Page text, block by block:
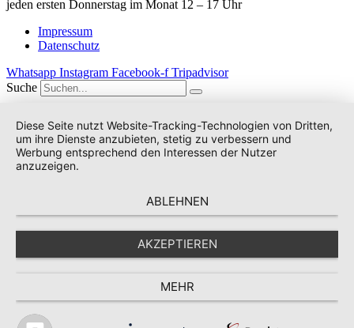
jeden ersten Donnerstag im Monat 12 – 17 Uhr
Impressum
Datenschutz
Whatsapp Instagram Facebook-f Tripadvisor
Suche
Diese Seite nutzt Website-Tracking-Technologien von Dritten,
um ihre Dienste anzubieten, stetig zu verbessern und
Werbung entsprechend den Interessen der Nutzer
anzuzeigen.
ABLEHNEN
AKZEPTIEREN
MEHR